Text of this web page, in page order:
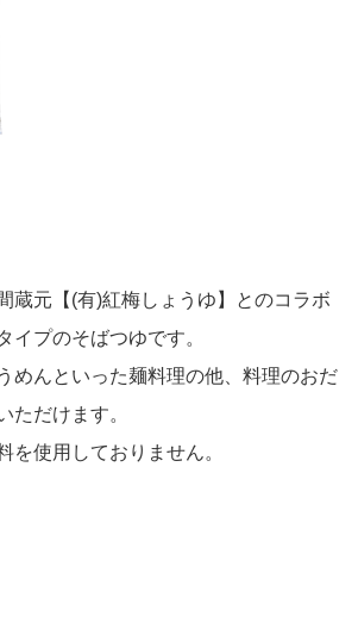
蔵元【(有)紅梅しょうゆ】とのコラボ
イプのそばつゆです。
めんといった麺料理の他、料理のおだ
ただけます。
を使用しておりません。